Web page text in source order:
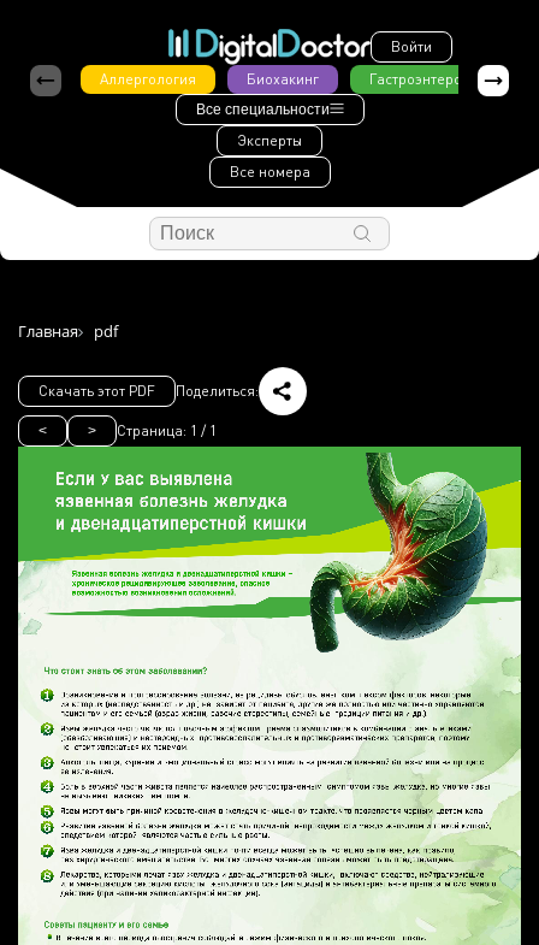
Войти
Аллергология
Биохакинг Гастроэнтерология
Все специальности
Эксперты
Все номера
Главная pdf
< > Страница: 1 / 1
Скачать этот PDF Поделиться: